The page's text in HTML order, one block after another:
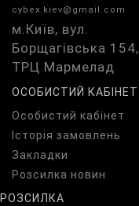
cybex.kiev@gmail.com
м.Київ, вул.
Борщагівська 154,
ТРЦ Мармелад
ОСОБИСТИЙ КАБІНЕТ
Особистий кабінет
Історія замовлень
Закладки
Розсилка новин
РОЗСИЛКА